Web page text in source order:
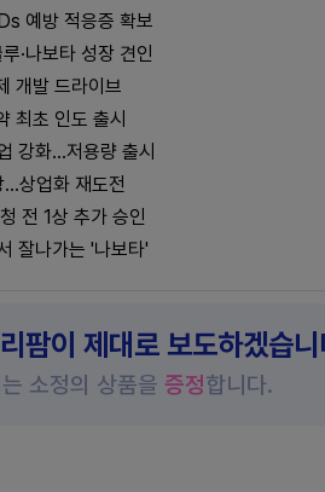
예방 적응증 확보
·나보타 성장 견인
개발 드라이브
최초 인도 출시
강화…저용량 출시
상업화 재도전
전 1상 추가 승인
잘나가는 '나보타'
팜이 제대로 보도하겠습니
소정의 상품을 증정합니다.